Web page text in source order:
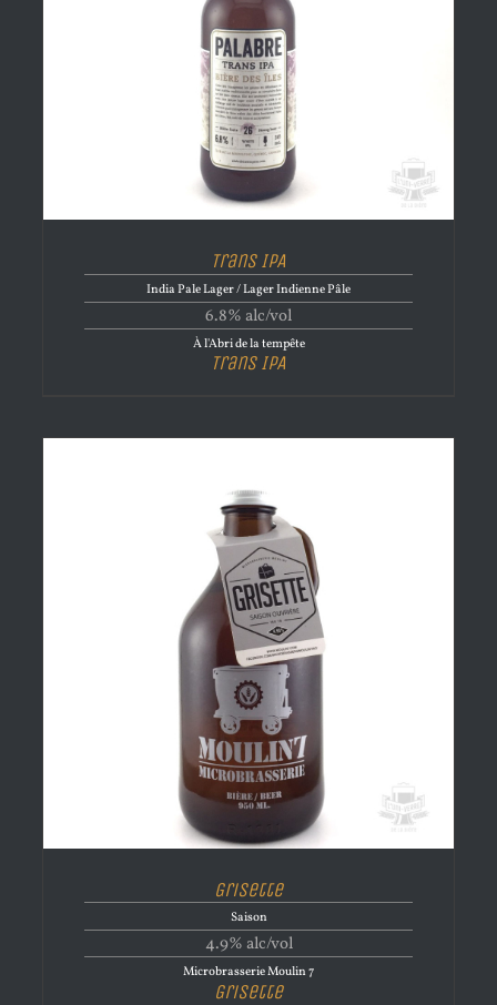
Trans IPA
India Pale Lager / Lager Indienne Pâle
6.8% alc/vol
À l'Abri de la tempête
Trans IPA
Grisette
Saison
4.9% alc/vol
Microbrasserie Moulin 7
Grisette